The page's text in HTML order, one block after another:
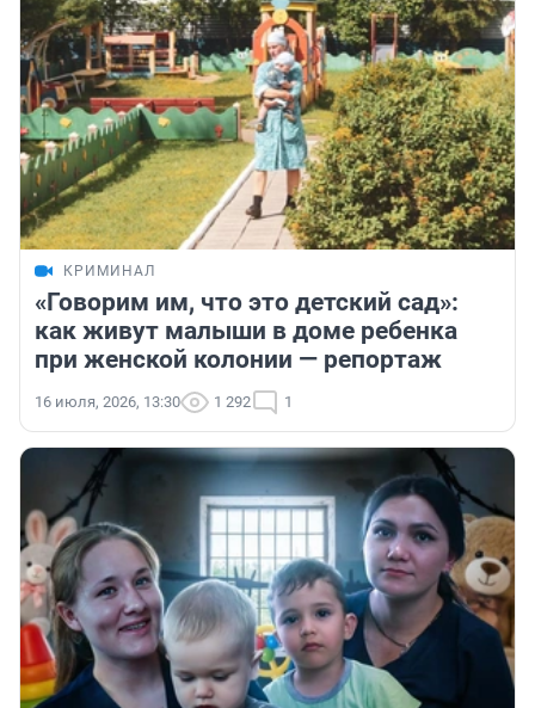
КРИМИНАЛ
«Говорим им, что это детский сад»:
как живут малыши в доме ребенка
при женской колонии — репортаж
16 июля, 2026, 13:30 1 292 1